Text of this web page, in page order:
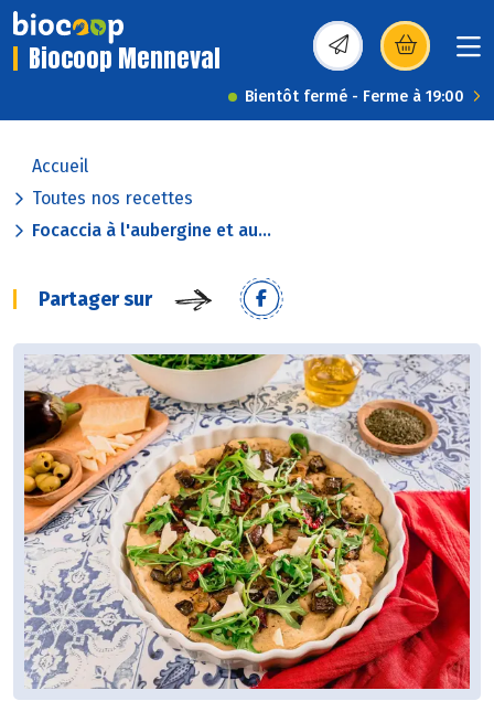
Biocoop Menneval (s’ouvre dans une
Bientôt fermé - Ferme à 19:00
Accueil
Toutes nos recettes
Focaccia à l'aubergine et au...
Partager sur